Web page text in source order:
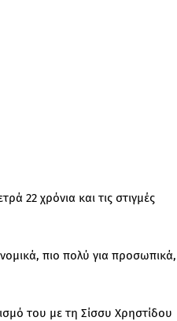
22 χρόνια και τις στιγμές
πιο πολύ για προσωπικά,
του με τη Σίσσυ Χρηστίδου